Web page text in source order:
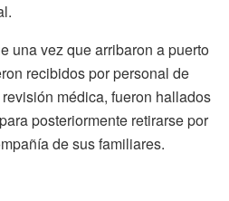
una vez que arribaron a puerto
recibidos por personal de
médica, fueron hallados
posteriormente retirarse por
de sus familiares.